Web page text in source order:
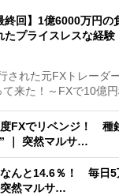
終回】1億6000万円
たプライスレスな経
れた元FXトレーダ
て来た！～FXで10億
度FXでリベンジ！ 種
｜ 突然マルサ…
なんと14.6％！ 毎日
突然マルサ…